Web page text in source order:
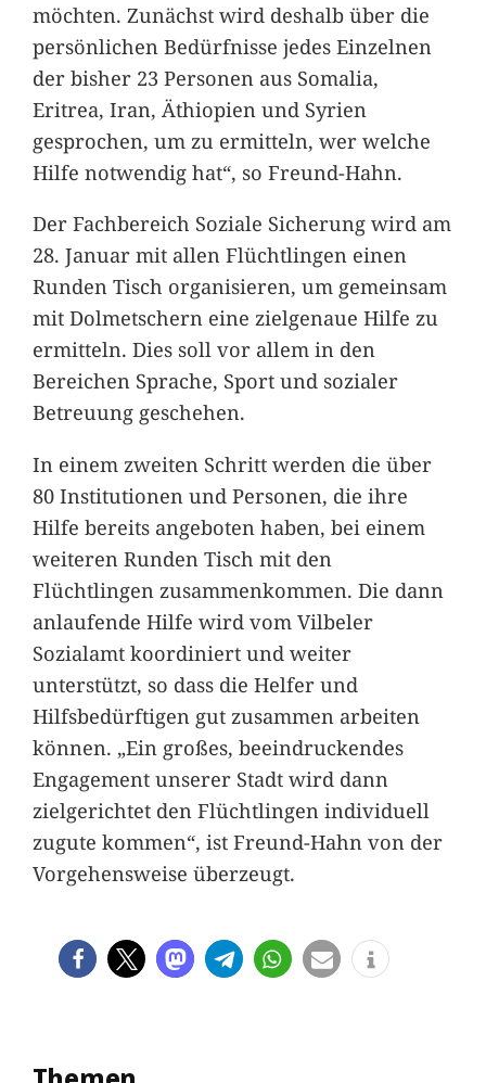
möchten. Zunächst wird deshalb über die
persönlichen Bedürfnisse jedes Einzelnen
der bisher 23 Personen aus Somalia,
Eritrea, Iran, Äthiopien und Syrien
gesprochen, um zu ermitteln, wer welche
Hilfe notwendig hat“, so Freund-Hahn.
Der Fachbereich Soziale Sicherung wird am
28. Januar mit allen Flüchtlingen einen
Runden Tisch organisieren, um gemeinsam
mit Dolmetschern eine zielgenaue Hilfe zu
ermitteln. Dies soll vor allem in den
Bereichen Sprache, Sport und sozialer
Betreuung geschehen.
In einem zweiten Schritt werden die über
80 Institutionen und Personen, die ihre
Hilfe bereits angeboten haben, bei einem
weiteren Runden Tisch mit den
Flüchtlingen zusammenkommen. Die dann
anlaufende Hilfe wird vom Vilbeler
Sozialamt koordiniert und weiter
unterstützt, so dass die Helfer und
Hilfsbedürftigen gut zusammen arbeiten
können. „Ein großes, beeindruckendes
Engagement unserer Stadt wird dann
zielgerichtet den Flüchtlingen individuell
zugute kommen“, ist Freund-Hahn von der
Vorgehensweise überzeugt.